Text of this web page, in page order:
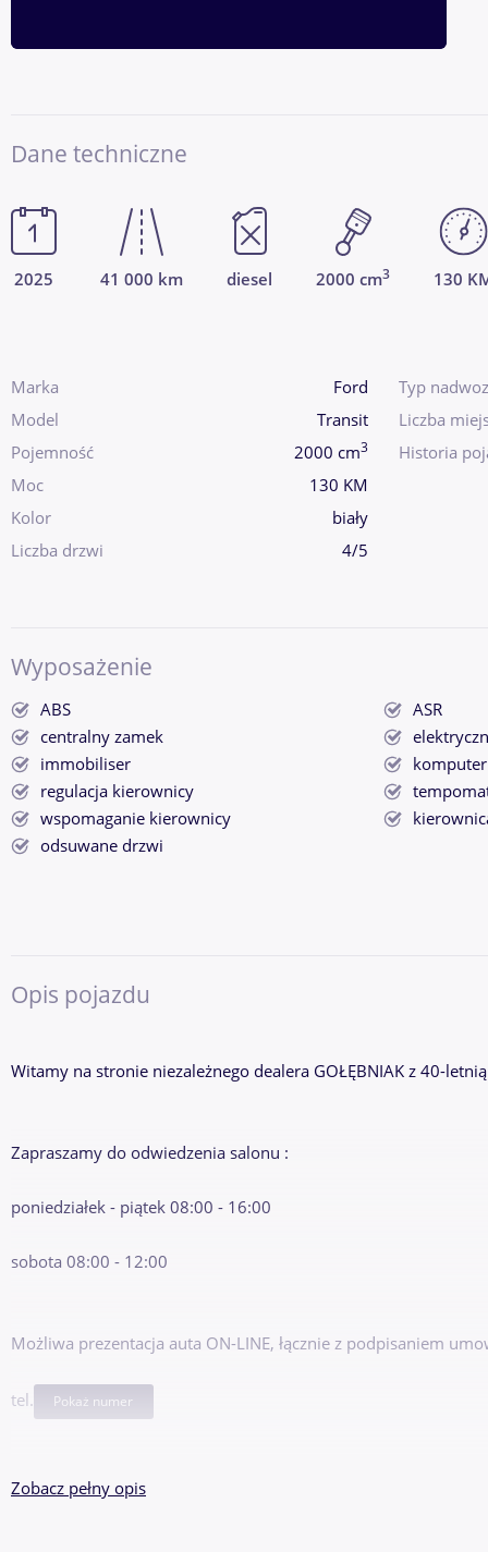
Dane techniczne
2025 41 000 km diesel 2000 cm3 130
Marka
Ford
Model
Transit
Pojemność
2000 cm3
Moc
130 KM
Kolor
biały
Liczba drzwi
4/5
Typ
Liczba
Historia
Wyposażenie
ABS
ASR
centralny zamek
immobiliser
komputer
regulacja kierownicy
wspomaganie kierownicy
odsuwane drzwi
Opis pojazdu
Witamy na stronie niezależnego dealera GOŁĘBNIAK z 40-
Zapraszamy do odwiedzenia salonu :
poniedziałek - piątek 08:00 - 16:00
sobota 08:00 - 12:00
Możliwa prezentacja auta ON-LINE, łącznie z podpisaniem
tel. Pokaż numer
Zdjęcia poglądowe/nowe zdjęcia już wkrótce
Zobacz pełny opis